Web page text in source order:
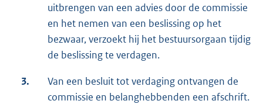
uitbrengen van een advies door de commissie
en het nemen van een beslissing op het
bezwaar, verzoekt hij het bestuursorgaan tijdig
de beslissing te verdagen.
3.
Van een besluit tot verdaging ontvangen de
commissie en belanghebbenden een afschrift.